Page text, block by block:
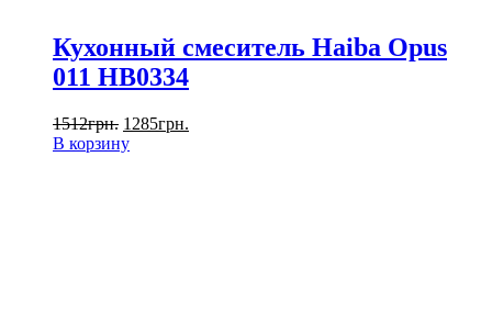
Кухонный смеситель Haiba Opus
011 HB0334
1512грн. 1285грн.
В корзину